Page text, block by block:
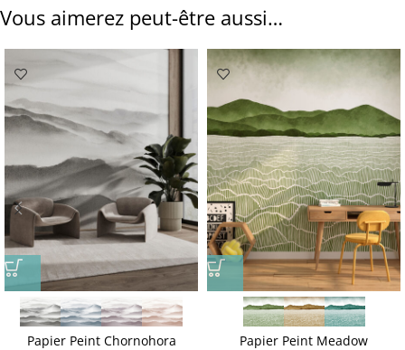
Vous aimerez peut-être aussi…
Papier Peint Chornohora Papier Peint Meadow